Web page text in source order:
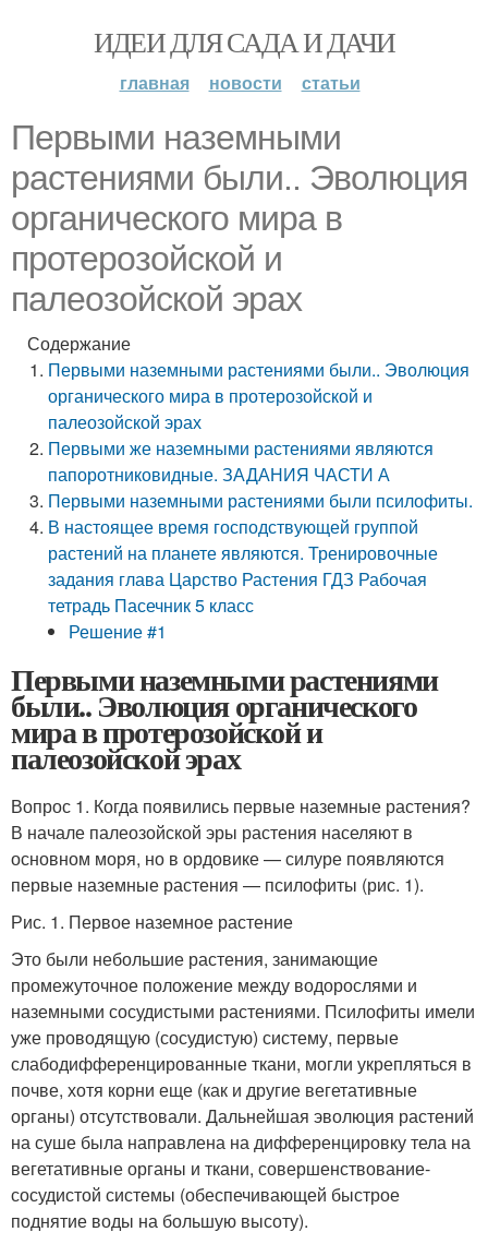
ИДЕИ ДЛЯ САДА И ДАЧИ
главная новости статьи
Первыми наземными
растениями были.. Эволюция
органического мира в
протерозойской и
палеозойской эрах
Содержание
Первыми наземными растениями были.. Эволюция
органического мира в протерозойской и
палеозойской эрах
Первыми же наземными растениями являются
папоротниковидные. ЗАДАНИЯ ЧАСТИ А
Первыми наземными растениями были псилофиты.
В настоящее время господствующей группой
растений на планете являются. Тренировочные
задания глава Царство Растения ГДЗ Рабочая
тетрадь Пасечник 5 класс
Решение #1
Первыми наземными растениями
были.. Эволюция органического
мира в протерозойской и
палеозойской эрах
Вопрос 1. Когда появились первые наземные растения?
В начале палеозойской эры растения населяют в
основном моря, но в ордовике — силуре появляются
первые наземные растения — псилофиты (рис. 1).
Рис. 1. Первое наземное растение
Это были небольшие растения, занимающие
промежуточное положение между водорослями и
наземными сосудистыми растениями. Псилофиты имели
уже проводящую (сосудистую) систему, первые
слабодифференцированные ткани, могли укрепляться в
почве, хотя корни еще (как и другие вегетативные
органы) отсутствовали. Дальнейшая эволюция растений
на суше была направлена на дифференцировку тела на
вегетативные органы и ткани, совершенствование-
сосудистой системы (обеспечивающей быстрое
поднятие воды на большую высоту).